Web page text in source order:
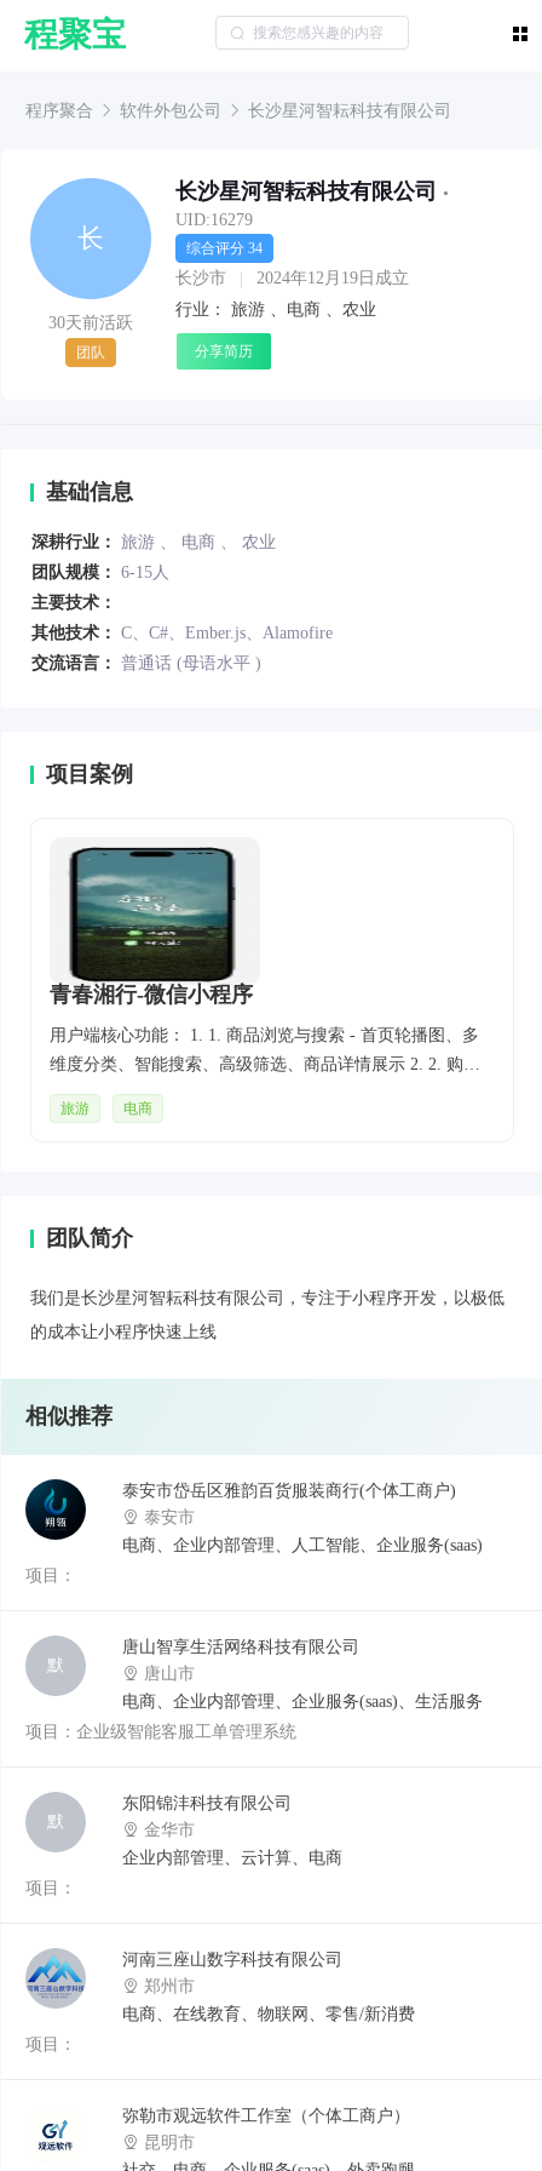
程聚宝
程序聚合 软件外包公司 长沙星河智耘科技有限公司
长
30天前活跃
团队
长沙星河智耘科技有限公司
•
UID:16279
综合评分 34
长沙市
2024年12月19日成立
行业： 旅游 、 电商 、 农业
分享简历
基础信息
深耕行业： 旅游 、 电商 、 农业
团队规模： 6-15人
主要技术：
其他技术： C、C#、Ember.js、Alamofire
交流语言： 普通话 (母语水平 )
项目案例
青春湘行-微信小程序
用户端核心功能： 1. 1. 商品浏览与搜索 - 首页轮播图、多
维度分类、智能搜索、高级筛选、商品详情展示 2. 2. 购物
车与订单管理 - 购物车管理、完整订单流程、状态跟踪、支
付集成、退款申请 3. 3. 用户评价与问答 - 1-5星评分、文字
量统计 2. 2. 订单管理 - 订单处理、状态管理、退款审核、
4. 4. 内容管理 - 轮播图配置、评价审核、问答回复、推荐设
置 技术特色： - 20+个云函数覆盖所有业务场景 - 完整的数
超时自动处理机制 - 完善的安全保障和性能优化
旅游 电商
团队简介
我们是长沙星河智耘科技有限公司，专注于小程序开发，以极低
的成本让小程序快速上线
相似推荐
泰安市岱岳区雅韵百货服装商行(个体工商户)
泰安市
电商、企业内部管理、人工智能、企业服务(saas)
项目：
默
唐山智享生活网络科技有限公司
唐山市
电商、企业内部管理、企业服务(saas)、生活服务
项目：企业级智能客服工单管理系统
默
东阳锦沣科技有限公司
金华市
企业内部管理、云计算、电商
项目：
河南三座山数字科技有限公司
郑州市
电商、在线教育、物联网、零售/新消费
项目：
弥勒市观远软件工作室（个体工商户）
昆明市